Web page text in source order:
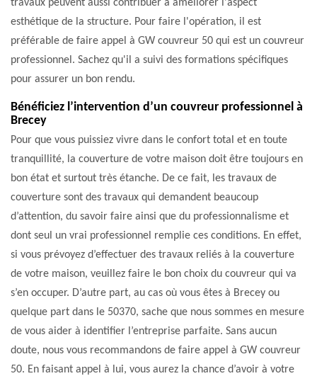
travaux peuvent aussi contribuer à améliorer l'aspect
esthétique de la structure. Pour faire l'opération, il est
préférable de faire appel à GW couvreur 50 qui est un couvreur
professionnel. Sachez qu'il a suivi des formations spécifiques
pour assurer un bon rendu.
Bénéficiez l’intervention d’un couvreur professionnel à
Brecey
Pour que vous puissiez vivre dans le confort total et en toute
tranquillité, la couverture de votre maison doit être toujours en
bon état et surtout très étanche. De ce fait, les travaux de
couverture sont des travaux qui demandent beaucoup
d’attention, du savoir faire ainsi que du professionnalisme et
dont seul un vrai professionnel remplie ces conditions. En effet,
si vous prévoyez d’effectuer des travaux reliés à la couverture
de votre maison, veuillez faire le bon choix du couvreur qui va
s’en occuper. D’autre part, au cas où vous êtes à Brecey ou
quelque part dans le 50370, sache que nous sommes en mesure
de vous aider à identifier l’entreprise parfaite. Sans aucun
doute, nous vous recommandons de faire appel à GW couvreur
50. En faisant appel à lui, vous aurez la chance d’avoir à votre